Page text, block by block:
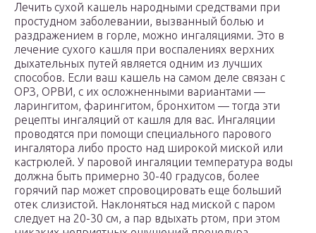
Лечить сухой кашель народными средствами при
простудном заболевании, вызванный болью и
раздражением в горле, можно ингаляциями. Это в
лечение сухого кашля при воспалениях верхних
дыхательных путей является одним из лучших
способов. Если ваш кашель на самом деле связан с
ОРЗ, ОРВИ, с их осложненными вариантами —
ларингитом, фарингитом, бронхитом — тогда эти
рецепты ингаляций от кашля для вас. Ингаляции
проводятся при помощи специального парового
ингалятора либо просто над широкой миской или
кастрюлей. У паровой ингаляции температура воды
должна быть примерно 30-40 градусов, более
горячий пар может спровоцировать еще больший
отек слизистой. Наклоняться над миской с паром
следует на 20-30 см, а пар вдыхать ртом, при этом